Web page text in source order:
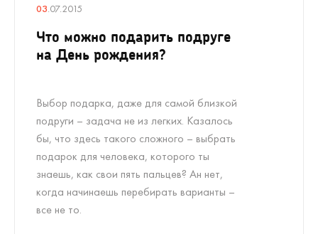
03.07.2015
Что можно подарить подруге
на День рождения?
Выбор подарка, даже для самой близкой
подруги – задача не из легких. Казалось
бы, что здесь такого сложного – выбрать
подарок для человека, которого ты
знаешь, как свои пять пальцев? Ан нет,
когда начинаешь перебирать варианты –
все не то.